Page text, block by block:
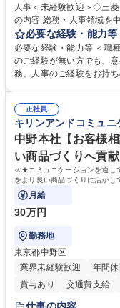
人事＜未経験歓迎＞◇三菱
の内容 総務・人事領域を
します。 ＜具体的には＞ ・総務/人事労務（給与・社保・勤怠管理など）
・採用・教育研修 ・福利
採用や教育等の業務内容
出張もございます。 ※担
総務人事＜未経験歓迎＞
必要な経験・能力等
必要な経験・能力等 ＜職
のご経験が無い方でも、
務、人事のご経験をお持ちの方（業界不問
ミュニケーション能力を
正社員
キリンアンドコミュ
中野本社【お客様
い商品づくりへ貢
≪★コミュニケーションを通し
をより良い商品づくりに活かし
月給
30万円
勤務地
東京都中野区
業界未経験歓迎
年間
賞与あり
交通費支給